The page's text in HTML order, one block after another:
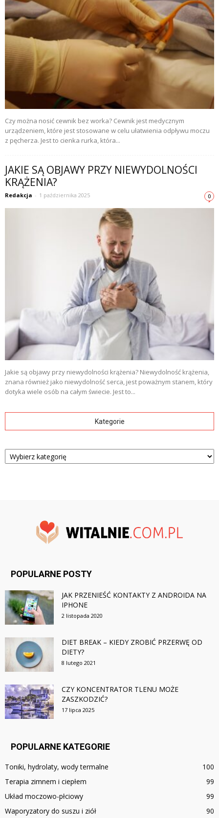
Czy można nosić cewnik bez worka? Cewnik jest medycznym
urządzeniem, które jest stosowane w celu ułatwienia odpływu moczu
z pęcherza. Jest to cienka rurka, która...
JAKIE SĄ OBJAWY PRZY NIEWYDOLNOŚCI
KRĄŻENIA?
Redakcja - 1 października 2025 0
Jakie są objawy przy niewydolności krążenia? Niewydolność krążenia,
znana również jako niewydolność serca, jest poważnym stanem, który
dotyka wiele osób na całym świecie. Jest to...
Kategorie
Kategorie
POPULARNE POSTY
JAK PRZENIEŚĆ KONTAKTY Z ANDROIDA NA
IPHONE
2 listopada 2020
DIET BREAK – KIEDY ZROBIĆ PRZERWĘ OD
DIETY?
8 lutego 2021
CZY KONCENTRATOR TLENU MOŻE
ZASZKODZIĆ?
17 lipca 2025
POPULARNE KATEGORIE
Toniki, hydrolaty, wody termalne
100
Terapia zimnem i ciepłem
99
Układ moczowo-płciowy
99
Waporyzatory do suszu i ziół
90